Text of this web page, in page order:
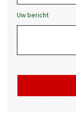
Uw bericht